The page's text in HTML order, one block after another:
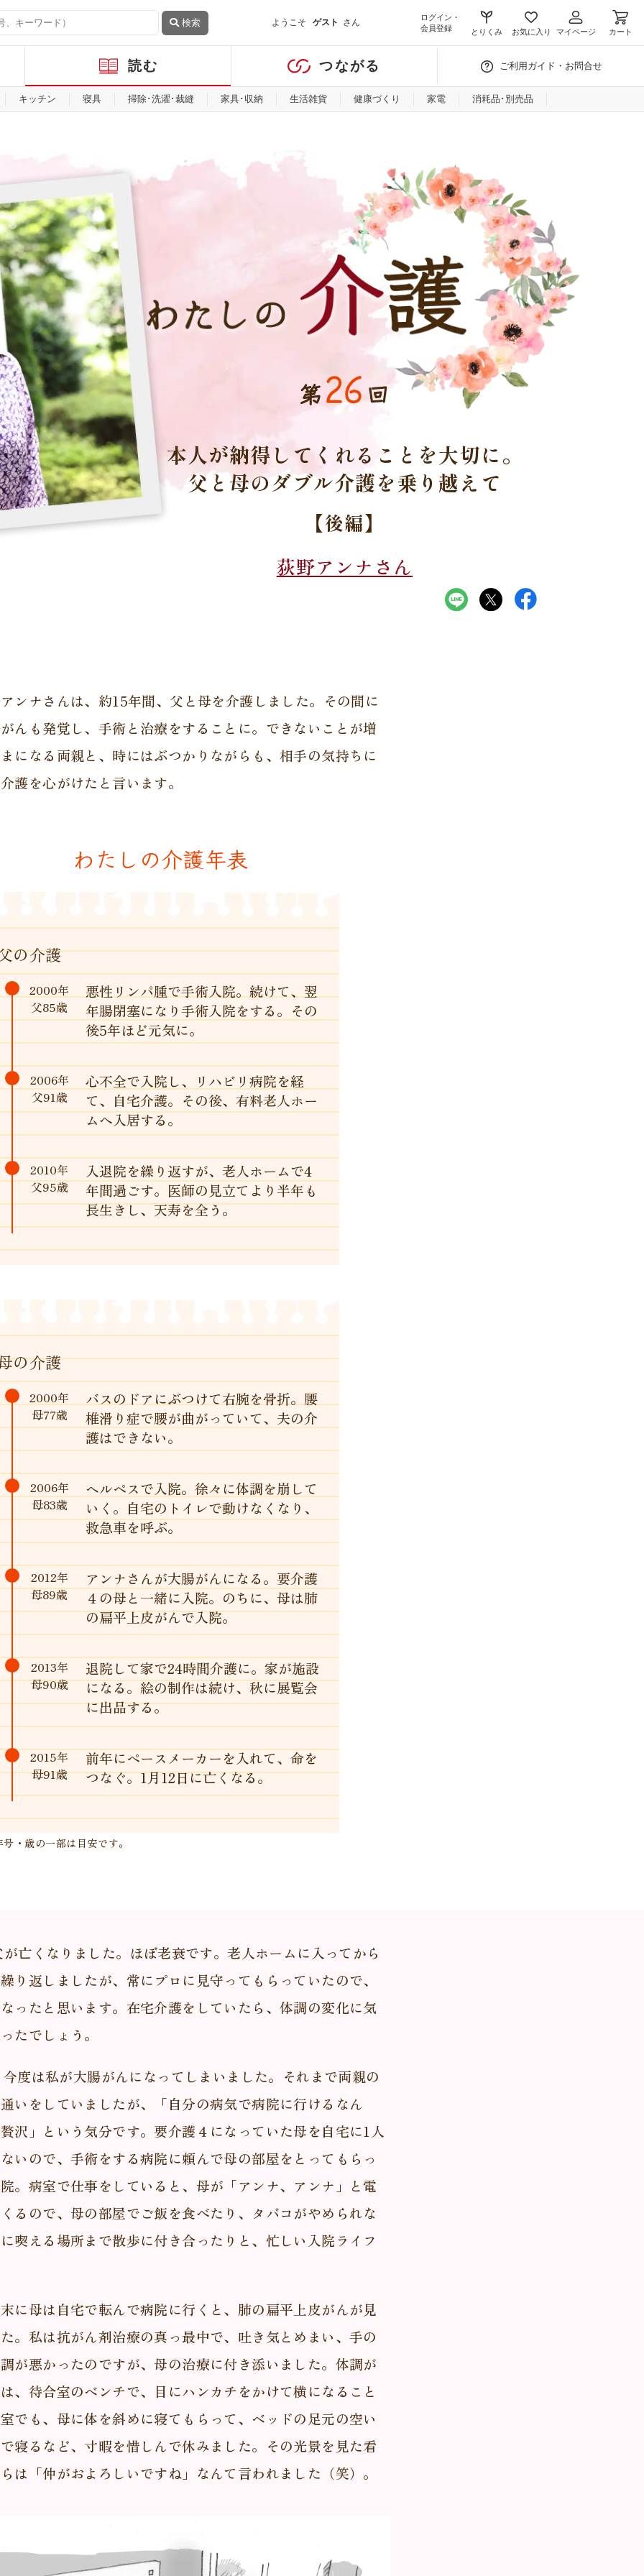
検索 ようこそ ゲスト さん
ログイン・
会員登録
とりくみ お気に入り マイページ カート
読む つながる ご利用ガイド・お問合せ
キッチン 寝具 掃除･洗濯･裁縫 家具･収納 生活雑貨 健康づくり 家電 消耗品･別売品
第26 回
本人が納得してくれることを大切に。
父と母のダブル介護を乗り越えて
【後編】
荻野アンナさん
ンナさんは、約15年間、父と母を介護しました。その間に
んも発覚し、手術と治療をすることに。できないことが増
になる両親と、時にはぶつかりながらも、相手の気持ちに
護を心がけたと言います。
わたしの介護年表
の介護
2000年
父85歳
悪性リンパ腫で手術入院。続けて、翌
年腸閉塞になり手術入院をする。その
後5年ほど元気に。
2006年
父91歳
心不全で入院し、リハビリ病院を経
て、自宅介護。その後、有料老人ホー
ムへ入居する。
2010年
父95歳
入退院を繰り返すが、老人ホームで4
年間過ごす。医師の見立てより半年も
長生きし、天寿を全う。
の介護
2000年
母77歳
バスのドアにぶつけて右腕を骨折。腰
椎滑り症で腰が曲がっていて、夫の介
護はできない。
2006年
母83歳
ヘルペスで入院。徐々に体調を崩して
いく。自宅のトイレで動けなくなり、
救急車を呼ぶ。
2012年
母89歳
アンナさんが大腸がんになる。要介護
４の母と一緒に入院。のちに、母は肺
の扁平上皮がんで入院。
2013年
母90歳
退院して家で24時間介護に。家が施設
になる。絵の制作は続け、秋に展覧会
に出品する。
2015年
母91歳
前年にペースメーカーを入れて、命を
つなぐ。1月12日に亡くなる。
・歳の一部は目安です。
亡くなりました。ほぼ老衰です。老人ホームに入ってから
り返しましたが、常にプロに見守ってもらっていたので、
ったと思います。在宅介護をしていたら、体調の変化に気
たでしょう。
度は私が大腸がんになってしまいました。それまで両親の
いをしていましたが、「自分の病気で病院に行けるなん
沢」という気分です。要介護４になっていた母を自宅に1人
いので、手術をする病院に頼んで母の部屋をとってもらっ
。病室で仕事をしていると、母が「アンナ、アンナ」と電
るので、母の部屋でご飯を食べたり、タバコがやめられな
喫える場所まで散歩に付き合ったりと、忙しい入院ライフ
に母は自宅で転んで病院に行くと、肺の扁平上皮がんが見
。私は抗がん剤治療の真っ最中で、吐き気とめまい、手の
が悪かったのですが、母の治療に付き添いました。体調が
、待合室のベンチで、目にハンカチをかけて横になること
でも、母に体を斜めに寝てもらって、ベッドの足元の空い
寝るなど、寸暇を惜しんで休みました。その光景を見た看
は「仲がおよろしいですね」なんて言われました（笑）。